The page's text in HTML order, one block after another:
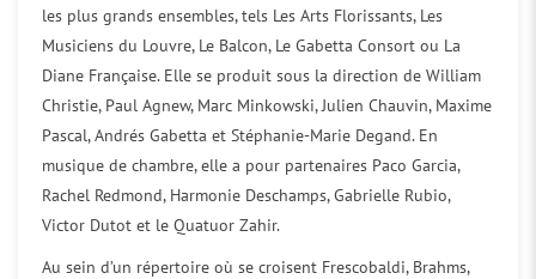
les plus grands ensembles, tels Les Arts Florissants, Les
Musiciens du Louvre, Le Balcon, Le Gabetta Consort ou La
Diane Française. Elle se produit sous la direction de William
Christie, Paul Agnew, Marc Minkowski, Julien Chauvin, Maxime
Pascal, Andrés Gabetta et Stéphanie-Marie Degand. En
musique de chambre, elle a pour partenaires Paco Garcia,
Rachel Redmond, Harmonie Deschamps, Gabrielle Rubio,
Victor Dutot et le Quatuor Zahir.
Au sein d’un répertoire où se croisent Frescobaldi, Brahms,